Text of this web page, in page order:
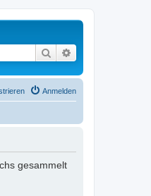
Suche
Anmelden
gesammelt